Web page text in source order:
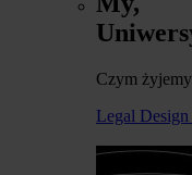
Czym
Legal